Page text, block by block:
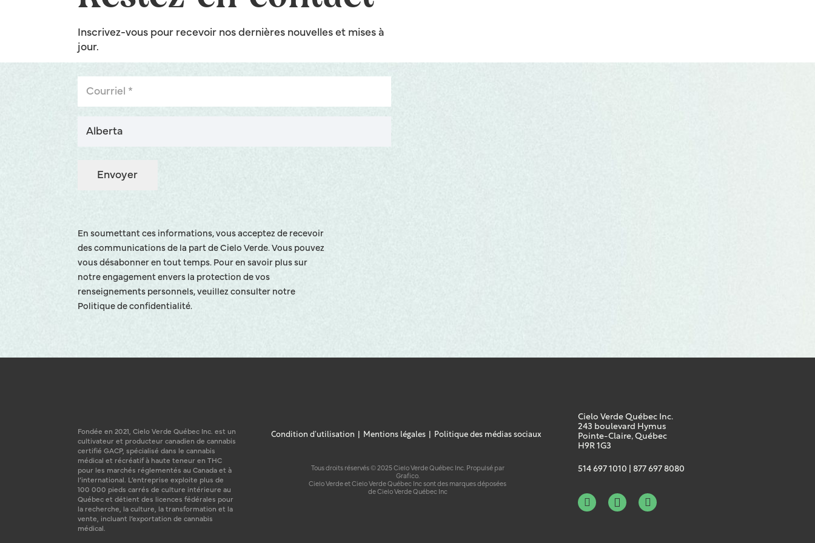
Inscrivez-vous pour recevoir nos dernières nouvelles et mises à
jour.
En soumettant ces informations, vous acceptez de recevoir
des communications de la part de Cielo Verde. Vous pouvez
vous désabonner en tout temps. Pour en savoir plus sur
notre engagement envers la protection de vos
renseignements personnels, veuillez consulter notre
Politique de confidentialité.
Fondée en 2021, Cielo Verde Québec Inc. est un
cultivateur et producteur canadien de cannabis
certifié GACP, spécialisé dans le cannabis
médical et récréatif à haute teneur en THC
pour les marchés réglementés au Canada et à
l’international. L’entreprise exploite plus de
100 000 pieds carrés de culture intérieure au
Québec et détient des licences fédérales pour
la recherche, la culture, la transformation et la
vente, incluant l’exportation de cannabis
médical.
Condition d’utilisation Mentions légales Politique des médias sociaux
Tous droits réservés © 2025 Cielo Verde Québec Inc. Propulsé par
Grafico.
Cielo Verde et Cielo Verde Québec Inc sont des marques déposées
de Cielo Verde Québec Inc
Cielo Verde Québec Inc.
243 boulevard Hymus
Pointe-Claire, Québec
H9R 1G3
514 697 1010 877 697 8080